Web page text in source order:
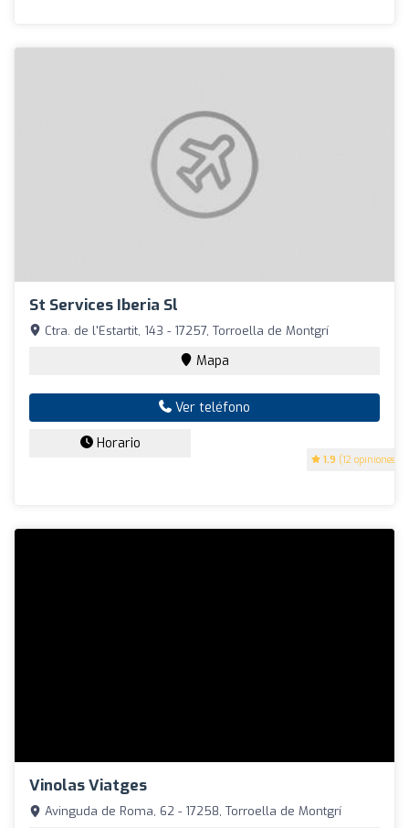
St Services Iberia Sl
1.9 (12 opiniones)
Ctra. de l'Estartit, 143 - 17257, Torroella de Montgrí
Mapa
Ver teléfono
Horario
Vinolas Viatges
Avinguda de Roma, 62 - 17258, Torroella de Montgrí